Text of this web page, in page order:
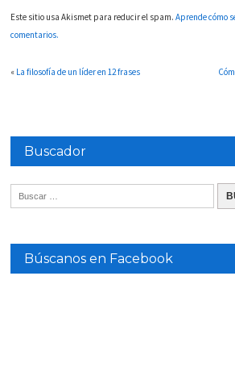
Este sitio usa Akismet para reducir el spam.Aprende cómo
comentarios.
« La filosofía de un líder en 12 frases
Buscador
Búscanos en Facebook